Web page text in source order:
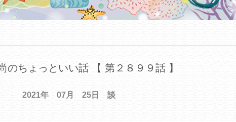
のちょっといい話 【 第２８９９話 】
2021年 07月 25日 談